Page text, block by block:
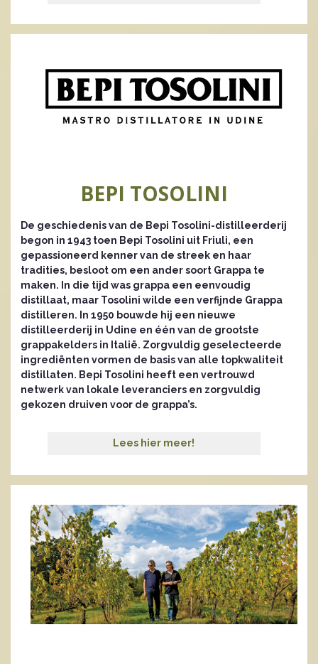
BEPI TOSOLINI
De geschiedenis van de Bepi Tosolini-distilleerderij
begon in 1943 toen Bepi Tosolini uit Friuli, een
gepassioneerd kenner van de streek en haar
tradities, besloot om een ​​ander soort Grappa te
maken. In die tijd was grappa een eenvoudig
distillaat, maar Tosolini wilde een verfijnde Grappa
distilleren. In 1950 bouwde hij een nieuwe
distilleerderij in Udine en één van de grootste
grappakelders in Italië. Zorgvuldig geselecteerde
ingrediënten vormen de basis van alle topkwaliteit
distillaten. Bepi Tosolini heeft een vertrouwd
netwerk van lokale leveranciers en zorgvuldig
gekozen druiven voor de grappa’s.
Lees hier meer!